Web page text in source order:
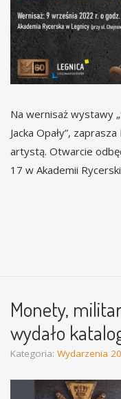
Na wernisaż wystawy
Jacka Opały”,
artystą. Otwarcie
17 w Akademii
Monety,
wydało
Kategoria: Wydarzenia